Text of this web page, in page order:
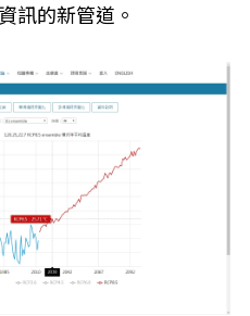
訊的新管道。